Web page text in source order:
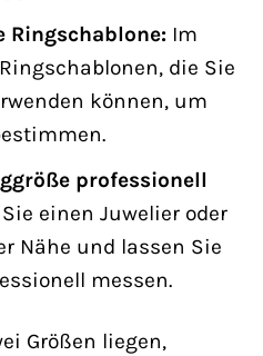
Ringschablone:Im
die Sie
können, um
professionell
einen Juwelier oder
Nähe und lassen Sie
messen.
Größen liegen,